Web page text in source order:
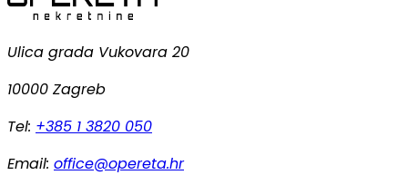
Ulica grada Vukovara 20
10000 Zagreb
Tel: +385 1 3820 050
Email: office@opereta.hr